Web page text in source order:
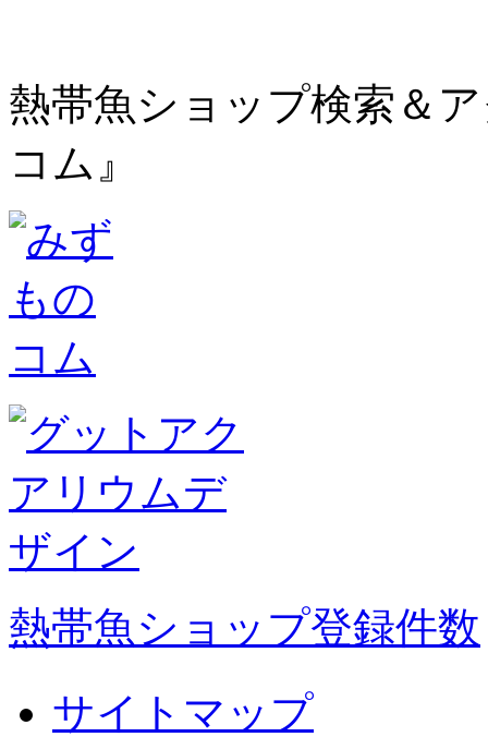
熱帯魚ショップ検索＆
コム』
熱帯魚ショップ登録件数
サイトマップ